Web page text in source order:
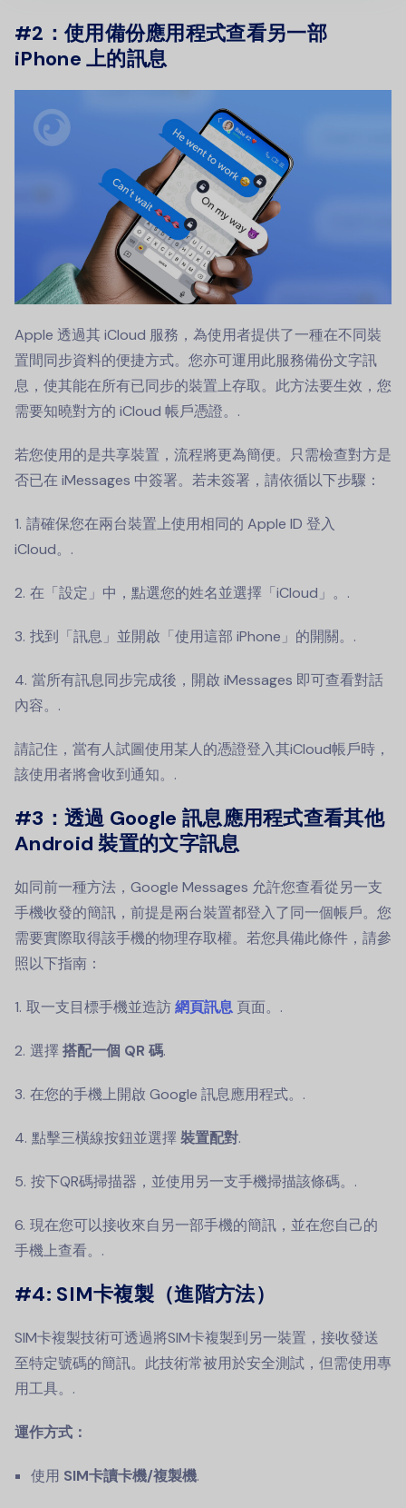
#2：使用備份應用程式查看另一部
iPhone 上的訊息
Apple 透過其 iCloud 服務，為使用者提供了一種在不同裝
置間同步資料的便捷方式。您亦可運用此服務備份文字訊
息，使其能在所有已同步的裝置上存取。此方法要生效，您
需要知曉對方的 iCloud 帳戶憑證。.
若您使用的是共享裝置，流程將更為簡便。只需檢查對方是
否已在 iMessages 中簽署。若未簽署，請依循以下步驟：
請確保您在兩台裝置上使用相同的 Apple ID 登入
iCloud。.
在「設定」中，點選您的姓名並選擇「iCloud」。.
找到「訊息」並開啟「使用這部 iPhone」的開關。.
當所有訊息同步完成後，開啟 iMessages 即可查看對話
內容。.
請記住，當有人試圖使用某人的憑證登入其iCloud帳戶時，
該使用者將會收到通知。.
#3：透過 Google 訊息應用程式查看其他
Android 裝置的文字訊息
如同前一種方法，Google Messages 允許您查看從另一支
手機收發的簡訊，前提是兩台裝置都登入了同一個帳戶。您
需要實際取得該手機的物理存取權。若您具備此條件，請參
照以下指南：
取一支目標手機並造訪網頁訊息 頁面。.
選擇搭配一個 QR 碼.
在您的手機上開啟 Google 訊息應用程式。.
點擊三橫線按鈕並選擇裝置配對.
按下QR碼掃描器，並使用另一支手機掃描該條碼。.
現在您可以接收來自另一部手機的簡訊，並在您自己的
手機上查看。.
#4: SIM卡複製（進階方法）
SIM卡複製技術可透過將SIM卡複製到另一裝置，接收發送
至特定號碼的簡訊。此技術常被用於安全測試，但需使用專
用工具。.
運作方式：
使用 SIM卡讀卡機/複製機.